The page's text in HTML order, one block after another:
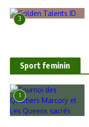
3
Sport feminin
1